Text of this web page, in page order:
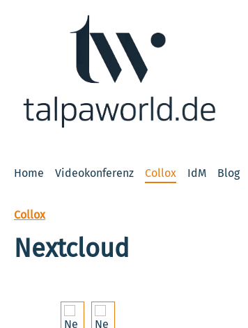
Hauptinhalt springen
Zur Suche springen
Zur Hauptnavigation springen
Home Videokonferenz Collox IdM Blog
Collox
Nextcloud
Bildergalerie überspringen